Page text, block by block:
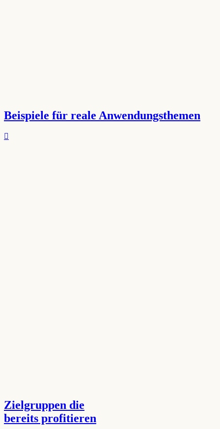
Beispiele für reale Anwendungsthemen
Zielgruppen die
bereits profitieren